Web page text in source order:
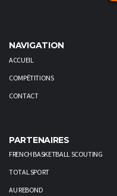
NAVIGATION
ACCUEIL
COMPÉTITIONS
CONTACT
PARTENAIRES
FRENCH BASKETBALL SCOUTING
TOTAL SPORT
AU REBOND